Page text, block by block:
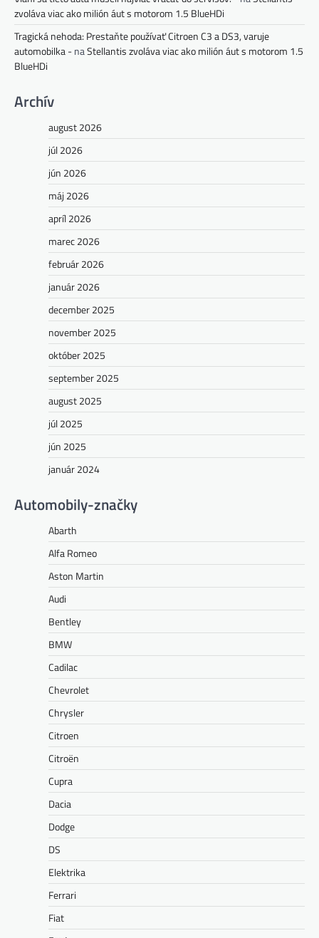
zvoláva viac ako milión áut s motorom 1.5 BlueHDi
Tragická nehoda: Prestaňte používať Citroen C3 a DS3, varuje
automobilka -naStellantis zvoláva viac ako milión áut s motorom 1.5
BlueHDi
Archív
august 2026
júl 2026
jún 2026
máj 2026
apríl 2026
marec 2026
február 2026
január 2026
december 2025
november 2025
október 2025
september 2025
august 2025
júl 2025
jún 2025
január 2024
Automobily-značky
Abarth
Alfa Romeo
Aston Martin
Audi
Bentley
BMW
Cadilac
Chevrolet
Chrysler
Citroen
Citroën
Cupra
Dacia
Dodge
DS
Elektrika
Ferrari
Fiat